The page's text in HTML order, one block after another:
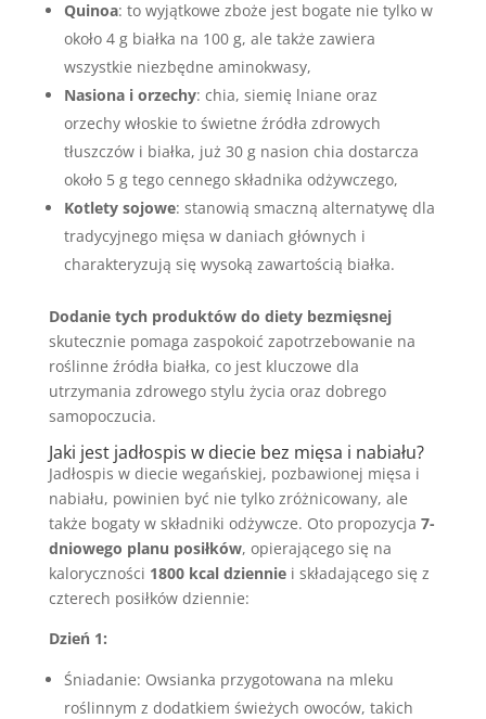
Quinoa: to wyjątkowe zboże jest bogate nie tylko w
około 4 g białka na 100 g, ale także zawiera
wszystkie niezbędne aminokwasy,
Nasiona i orzechy: chia, siemię lniane oraz
orzechy włoskie to świetne źródła zdrowych
tłuszczów i białka, już 30 g nasion chia dostarcza
około 5 g tego cennego składnika odżywczego,
Kotlety sojowe: stanowią smaczną alternatywę dla
tradycyjnego mięsa w daniach głównych i
charakteryzują się wysoką zawartością białka.
Dodanie tych produktów do diety bezmięsnej
skutecznie pomaga zaspokoić zapotrzebowanie na
roślinne źródła białka, co jest kluczowe dla
utrzymania zdrowego stylu życia oraz dobrego
samopoczucia.
Jaki jest jadłospis w diecie bez mięsa i nabiału?
Jadłospis w diecie wegańskiej, pozbawionej mięsa i
nabiału, powinien być nie tylko zróżnicowany, ale
także bogaty w składniki odżywcze. Oto propozycja 7-
dniowego planu posiłków, opierającego się na
kaloryczności 1800 kcal dzienniei składającego się z
czterech posiłków dziennie:
Dzień 1:
Śniadanie: Owsianka przygotowana na mleku
roślinnym z dodatkiem świeżych owoców, takich